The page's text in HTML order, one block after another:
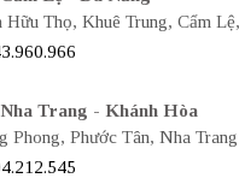
Hữu Thọ, Khuê Trung, Cẩm
Trang - Khánh Hòa
Phong, Phước Tân, Nha Trang